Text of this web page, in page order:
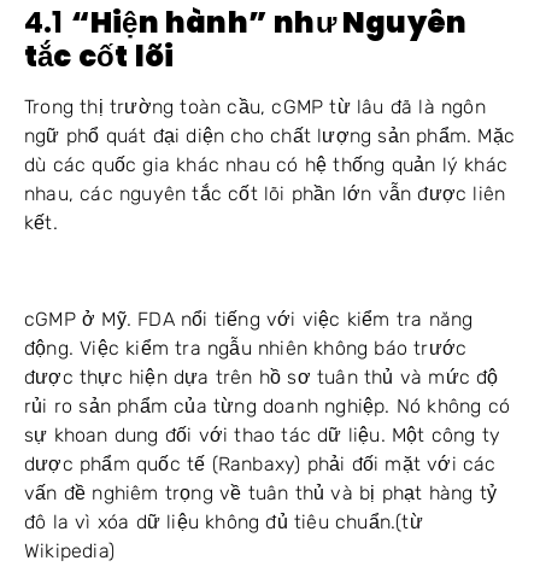
4.1 “Hiện hành” như Nguyên
tắc cốt lõi
Trong thị trường toàn cầu, cGMP từ lâu đã là ngôn
ngữ phổ quát đại diện cho chất lượng sản phẩm. Mặc
dù các quốc gia khác nhau có hệ thống quản lý khác
nhau, các nguyên tắc cốt lõi phần lớn vẫn được liên
kết.
cGMP ở Mỹ. FDA nổi tiếng với việc kiểm tra năng
động. Việc kiểm tra ngẫu nhiên không báo trước
được thực hiện dựa trên hồ sơ tuân thủ và mức độ
rủi ro sản phẩm của từng doanh nghiệp. Nó không có
sự khoan dung đối với thao tác dữ liệu. Một công ty
dược phẩm quốc tế (Ranbaxy) phải đối mặt với các
vấn đề nghiêm trọng về tuân thủ và bị phạt hàng tỷ
đô la vì xóa dữ liệu không đủ tiêu chuẩn.(từ
Wikipedia)